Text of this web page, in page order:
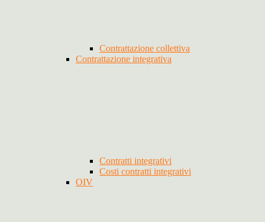
Contrattazione collettiva
Contrattazione integrativa
Contratti integrativi
Costi contratti integrativi
OIV